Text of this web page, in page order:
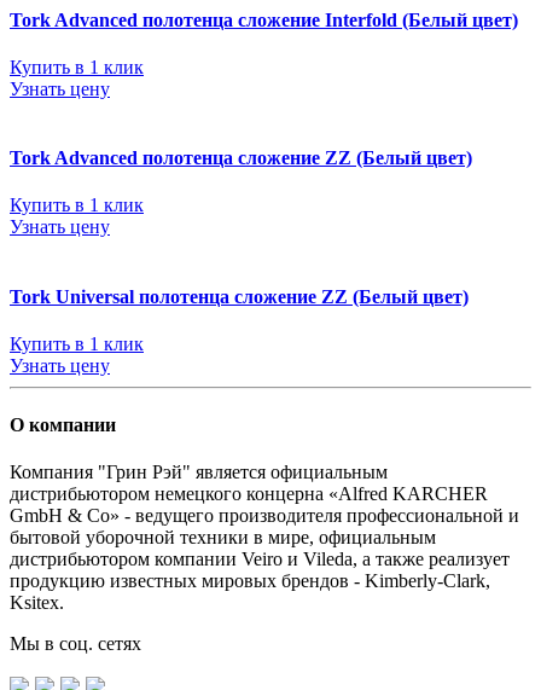
Tork Advanced полотенца сложение Interfold (Белый цвет)
Купить в 1 клик
Узнать цену
Tork Advanced полотенца сложение ZZ (Белый цвет)
Купить в 1 клик
Узнать цену
Tork Universal полотенца сложение ZZ (Белый цвет)
Купить в 1 клик
Узнать цену
О компании
Компания "Грин Рэй" является официальным
дистрибьютором немецкого концерна «Alfred KARCHER
GmbH & Co» - ведущего производителя профессиональной и
бытовой уборочной техники в мире, официальным
дистрибьютором компании Veiro и Vileda, а также реализует
продукцию известных мировых брендов - Kimberly-Clark,
Ksitex.
Мы в соц. сетях